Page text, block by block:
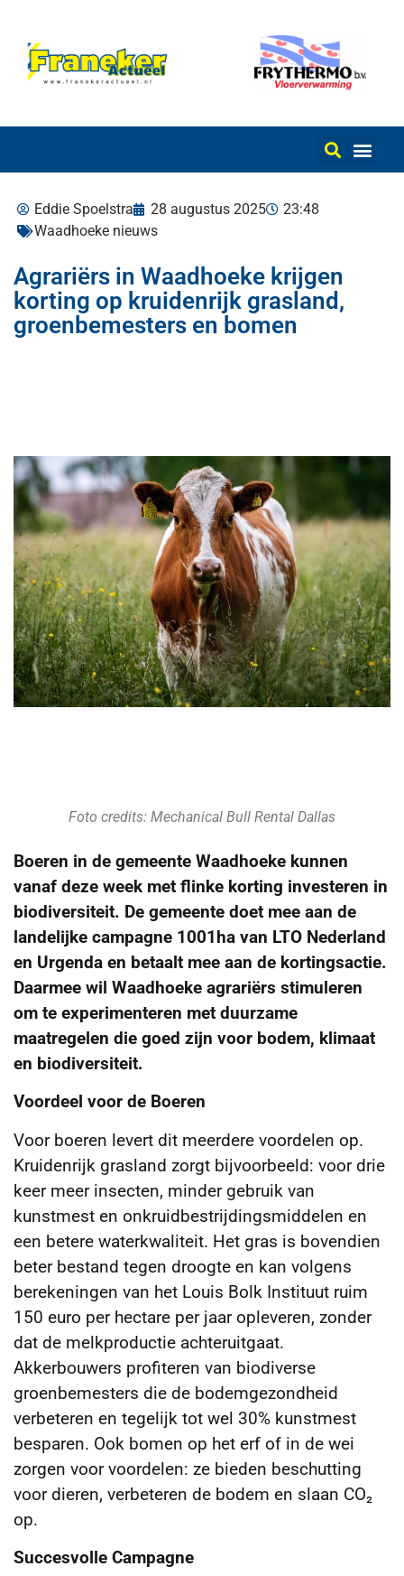
Eddie Spoelstra 28 augustus 2025
23:48
Waadhoeke nieuws
Agrariërs in Waadhoeke krijgen
korting op kruidenrijk grasland,
groenbemesters en bomen
Foto credits: Mechanical Bull Rental Dallas
Boeren in de gemeente Waadhoeke kunnen
vanaf deze week met flinke korting investeren in
biodiversiteit. De gemeente doet mee aan de
landelijke campagne 1001ha van LTO Nederland
en Urgenda en betaalt mee aan de kortingsactie.
Daarmee wil Waadhoeke agrariërs stimuleren
om te experimenteren met duurzame
maatregelen die goed zijn voor bodem, klimaat
en biodiversiteit.
Voordeel voor de Boeren
Voor boeren levert dit meerdere voordelen op.
Kruidenrijk grasland zorgt bijvoorbeeld: voor drie
keer meer insecten, minder gebruik van
kunstmest en onkruidbestrijdingsmiddelen en
een betere waterkwaliteit. Het gras is bovendien
beter bestand tegen droogte en kan volgens
berekeningen van het Louis Bolk Instituut ruim
150 euro per hectare per jaar opleveren, zonder
dat de melkproductie achteruitgaat.
Akkerbouwers profiteren van biodiverse
groenbemesters die de bodemgezondheid
verbeteren en tegelijk tot wel 30% kunstmest
besparen. Ook bomen op het erf of in de wei
zorgen voor voordelen: ze bieden beschutting
voor dieren, verbeteren de bodem en slaan CO₂
op.
Succesvolle Campagne